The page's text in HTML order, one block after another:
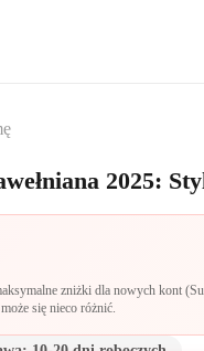
2025:
zniżki dla nowych kont
się nieco różnić.